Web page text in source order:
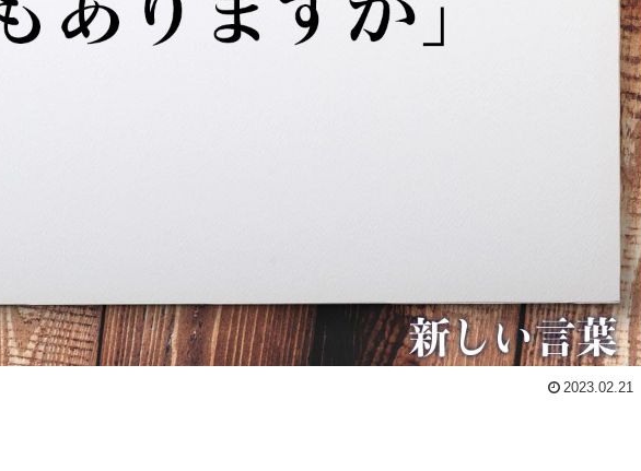
2023.02.21